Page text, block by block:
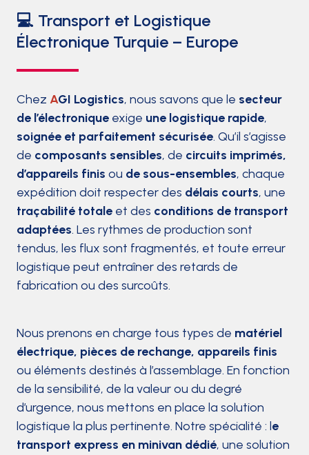
💻 Transport et Logistique
Électronique Turquie – Europe
Chez AGI Logistics, nous savons que le secteur
de l’électronique exige une logistique rapide,
soignée et parfaitement sécurisée. Qu’il s’agisse
de composants sensibles, de circuits imprimés,
d’appareils finis ou de sous-ensembles, chaque
expédition doit respecter des délais courts, une
traçabilité totale et des conditions de transport
adaptées. Les rythmes de production sont
tendus, les flux sont fragmentés, et toute erreur
logistique peut entraîner des retards de
fabrication ou des surcoûts.
Nous prenons en charge tous types de matériel
électrique, pièces de rechange, appareils finis
ou éléments destinés à l’assemblage. En fonction
de la sensibilité, de la valeur ou du degré
d’urgence, nous mettons en place la solution
logistique la plus pertinente. Notre spécialité : le
transport express en minivan dédié, une solution